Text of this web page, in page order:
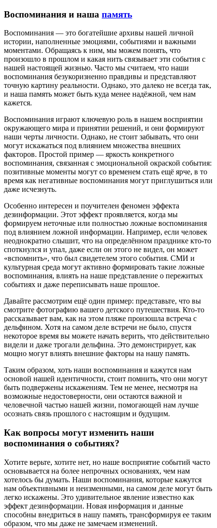
Воспоминания и наша память
Воспоминания — это богатейшие архивы нашей личной
истории, наполненные эмоциями, событиями и важными
моментами. Обращаясь к ним, мы можем понять, что
произошло в прошлом и какая нить связывает эти события с
нашей настоящей жизнью. Часто мы считаем, что наши
воспоминания безукоризненно правдивы и представляют
точную картину реальности. Однако, это далеко не всегда так,
и наша память может быть куда менее надёжной, чем нам
кажется.
Воспоминания играют ключевую роль в нашем восприятии
окружающего мира и принятии решений, и они формируют
наши черты личности. Однако, не стоит забывать, что они
могут искажаться под влиянием множества внешних
факторов. Простой пример — яркость конкретного
воспоминания, связанная с эмоциональной окраской события:
позитивные моменты могут со временем стать ещё ярче, в то
время как негативные воспоминания могут приглушиться или
даже исчезнуть.
Особенно интересен и поучителен феномен эффекта
дезинформации. Этот эффект проявляется, когда мы
формируем неточные или полностью ложные воспоминания
под влиянием ложной информации. Например, если человек
неоднократно слышит, что на определённом празднике кто-то
споткнулся и упал, даже если он этого не видел, он может
«вспомнить», что был свидетелем этого события. СМИ и
культурная среда могут активно формировать такие ложные
воспоминания, влиять на наше представление о пережитых
событиях и даже переписывать наше прошлое.
Давайте рассмотрим ещё один пример: представьте, что вы
смотрите фотографию вашего детского путешествия. Кто-то
рассказывает вам, как на этом пляже произошла встреча с
дельфином. Хотя на самом деле встречи не было, спустя
некоторое время вы можете начать верить, что действительно
видели и даже трогали дельфина. Это демонстрирует, как
мощно могут влиять внешние факторы на нашу память.
Таким образом, хоть наши воспоминания и кажутся нам
основой нашей идентичности, стоит помнить, что они могут
быть подвержены искажениям. Тем не менее, несмотря на
возможные недостоверности, они остаются важной и
человечной частью нашей жизни, помогающей нам лучше
осознать связь прошлого с настоящим и будущим.
Как вопросы могут изменить наши
воспоминания о событиях?
Хотите верьте, хотите нет, но наше восприятие событий часто
основывается на более непрочных основаниях, чем нам
хотелось бы думать. Наши воспоминания, которые кажутся
нам объективными и неизменными, на самом деле могут быть
легко искажены. Это удивительное явление известно как
эффект дезинформации. Новая информация и данные
способны внедриться в нашу память, трансформируя ее таким
образом, что мы даже не замечаем изменений.